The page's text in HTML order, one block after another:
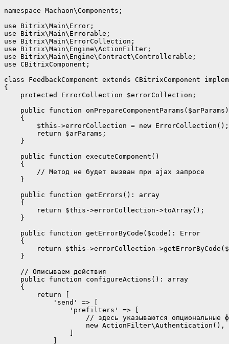
namespace Machaon\Components;
use Bitrix\Main\Error;
use Bitrix\Main\Errorable;
use Bitrix\Main\ErrorCollection;
use Bitrix\Main\Engine\ActionFilter;
use Bitrix\Main\Engine\Contract\Controllerable;
use CBitrixComponent;
class FeedbackComponent extends CBitrixComponent
{
    protected ErrorCollection $errorCollection;
    public function onPrepareComponentParams($arParams)
    {
        $this->errorCollection = new ErrorCollection();
        return $arParams;
    }
    public function executeComponent()
    {
        // Метод не будет вызван при ajax запросе
    }
    public function getErrors(): array
    {
        return $this->errorCollection->toArray();
    }
    public function getErrorByCode($code): Error
    {
return $this->errorCollection-
    }
    // Описываем действия
    public function configureActions(): array
    {
        return [
            'send' => [
                'prefilters' => [
// здесь указываются опциональные
new